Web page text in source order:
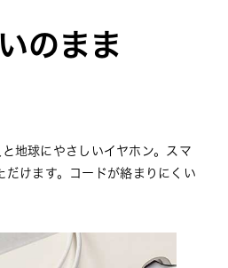
のまま
地球にやさしいイヤホン。スマ
けます。コードが絡まりにくい